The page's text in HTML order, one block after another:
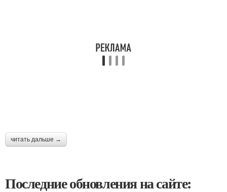
читать дальше →
Последние обновления на сайте: